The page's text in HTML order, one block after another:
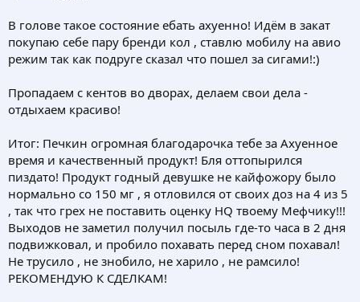
В голове такое состояние ебать ахуенно! Идём в закат
покупаю себе пару бренди кол , ставлю мобилу на авио
режим так как подруге сказал что пошел за сигами!:)
Пропадаем с кентов во дворах, делаем свои дела -
отдыхаем красиво!
Итог: Печкин огромная благодарочка тебе за Ахуенное
время и качественный продукт! Бля оттопырился
пиздато! Продукт годный девушке не кайфожору было
нормально со 150 мг , я отловился от своих доз на 4 из 5
, так что грех не поставить оценку HQ твоему Мефчику!!!
Выходов не заметил получил посыль где-то часа в 2 дня
подвижковал, и пробило похавать перед сном похавал!
Не трусило , не знобило, не харило , не рамсило!
РЕКОМЕНДУЮ К СДЕЛКАМ!